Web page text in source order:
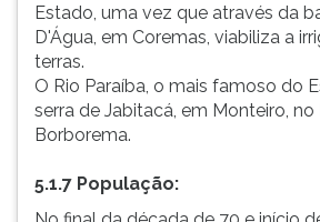
Estado, uma vez que através da
D'Água, em Coremas, viabiliza a
terras.
O Rio Paraíba, o mais famoso do
serra de Jabitacá, em Monteiro,
Borborema.
5.1.7 População: